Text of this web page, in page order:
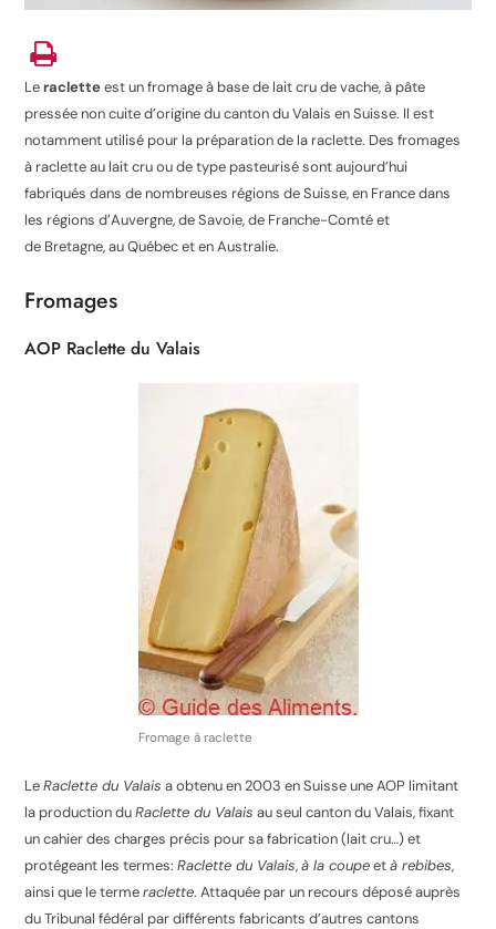
Le racletteest un fromage à base de lait cru de vache, à pâte
pressée non cuite d’origine du canton du Valais en Suisse. Il est
notamment utilisé pour la préparation de la raclette. Des fromages
à raclette au lait cru ou de type pasteurisé sont aujourd’hui
fabriqués dans de nombreuses régions de Suisse, en France dans
les régions d’Auvergne, de Savoie, de Franche-Comté et
de Bretagne, au Québec et en Australie.
Fromages
AOP Raclette du Valais
Fromage à raclette
LeRaclette du Valais a obtenu en 2003 en Suisse une AOP limitant
la production duRaclette du Valais au seul canton du Valais, fixant
un cahier des charges précis pour sa fabrication (lait cru…)et
protégeant les termes:Raclette du Valais,à la coupeetà rebibes,
ainsi que le termeraclette. Attaquée par un recours déposé auprès
du Tribunal fédéral par différents fabricants d’autres cantons